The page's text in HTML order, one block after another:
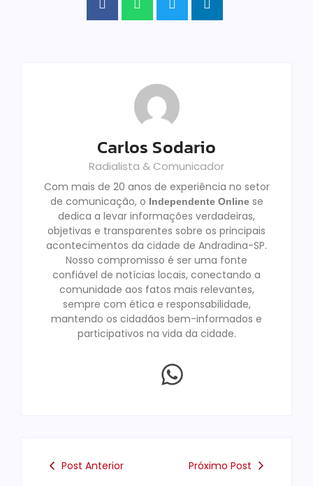
Carlos Sodario
Radialista & Comunicador
Com mais de 20 anos de experiência no setor
de comunicação, o Independente Onlinese
dedica a levar informações verdadeiras,
objetivas e transparentes sobre os principais
acontecimentos da cidade de Andradina-SP.
Nosso compromisso é ser uma fonte
confiável de notícias locais, conectando a
comunidade aos fatos mais relevantes,
sempre com ética e responsabilidade,
mantendo os cidadãos bem-informados e
participativos na vida da cidade.
Post Anterior Próximo Post